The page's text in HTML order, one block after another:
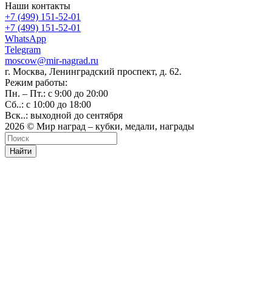
Наши контакты
+7 (499) 151-52-01
+7 (499) 151-52-01
WhatsApp
Telegram
moscow@mir-nagrad.ru
г. Москва, Ленинградский проспект, д. 62.
Режим работы:
Пн. – Пт.: с 9:00 до 20:00
Сб..: с 10:00 до 18:00
Вск..: выходной до сентября
2026 © Мир наград – кубки, медали, награды
Найти